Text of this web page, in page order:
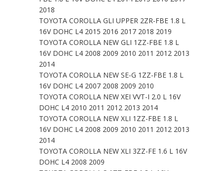
2018
TOYOTA COROLLA GLI UPPER 2ZR-FBE 1.8 L
16V DOHC L4 2015 2016 2017 2018 2019
TOYOTA COROLLA NEW GLI 1ZZ-FBE 1.8 L
16V DOHC L4 2008 2009 2010 2011 2012 2013
2014
TOYOTA COROLLA NEW SE-G 1ZZ-FBE 1.8 L
16V DOHC L4 2007 2008 2009 2010
TOYOTA COROLLA NEW XEI VVT-I 2.0 L 16V
DOHC L4 2010 2011 2012 2013 2014
TOYOTA COROLLA NEW XLI 1ZZ-FBE 1.8 L
16V DOHC L4 2008 2009 2010 2011 2012 2013
2014
TOYOTA COROLLA NEW XLI 3ZZ-FE 1.6 L 16V
DOHC L4 2008 2009